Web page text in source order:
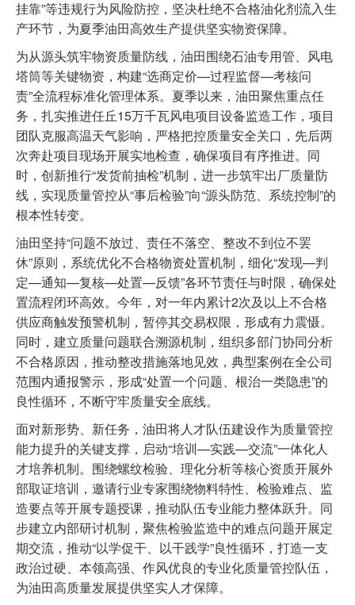
挂靠”等违规行为风险防控，坚决杜绝不合格油化剂流入生
产环节，为夏季油田高效生产提供坚实物资保障。
为从源头筑牢物资质量防线，油田围绕石油专用管、风电
塔筒等关键物资，构建“选商定价—过程监督—考核问
责”全流程标准化管理体系。夏季以来，油田聚焦重点任
务，扎实推进任丘15万千瓦风电项目设备监造工作，项目
团队克服高温天气影响，严格把控质量安全关口，先后两
次奔赴项目现场开展实地检查，确保项目有序推进。同
时，创新推行“发货前抽检”机制，进一步筑牢出厂质量防
线，实现质量管控从“事后检验”向“源头防范、系统控制”的
根本性转变。
油田坚持“问题不放过、责任不落空、整改不到位不罢
休”原则，系统优化不合格物资处置机制，细化“发现—判
定—通知—复核—处置—反馈”各环节责任与时限，确保处
置流程闭环高效。今年，对一年内累计2次及以上不合格
供应商触发预警机制，暂停其交易权限，形成有力震慑。
同时，建立质量问题联合溯源机制，组织多部门协同分析
不合格原因，推动整改措施落地见效，典型案例在全公司
范围内通报警示，形成“处置一个问题、根治一类隐患”的
良性循环，不断守牢质量安全底线。
面对新形势、新任务，油田将人才队伍建设作为质量管控
能力提升的关键支撑，启动“培训—实践—交流”一体化人
才培养机制。围绕螺纹检验、理化分析等核心资质开展外
部取证培训，邀请行业专家围绕物料特性、检验难点、监
造要点等开展专题授课，推动队伍专业能力整体跃升。同
步建立内部研讨机制，聚焦检验监造中的难点问题开展定
期交流，推动“以学促干、以干践学”良性循环，打造一支
政治过硬、本领高强、作风优良的专业化质量管控队伍，
为油田高质量发展提供坚实人才保障。